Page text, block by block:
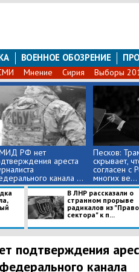
ВОЕННОЕ ОБОЗРЕНИЕ
Мнение Сирия Выборы
РФ нет
ареста
канала ...
Песков:
скрывает,
согласен с
многих ве...
В ЛНР рассказали о
странном прорыве
радикалов из
сектора" к п...
подтверждения
канала